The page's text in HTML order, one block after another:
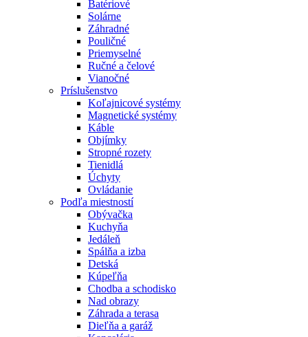
Batériové
Solárne
Záhradné
Pouličné
Priemyselné
Ručné a čelové
Vianočné
Príslušenstvo
Koľajnicové systémy
Magnetické systémy
Káble
Objímky
Stropné rozety
Tienidlá
Úchyty
Ovládanie
Podľa miestností
Obývačka
Kuchyňa
Jedáleň
Spálňa a izba
Detská
Kúpeľňa
Chodba a schodisko
Nad obrazy
Záhrada a terasa
Dieľňa a garáž